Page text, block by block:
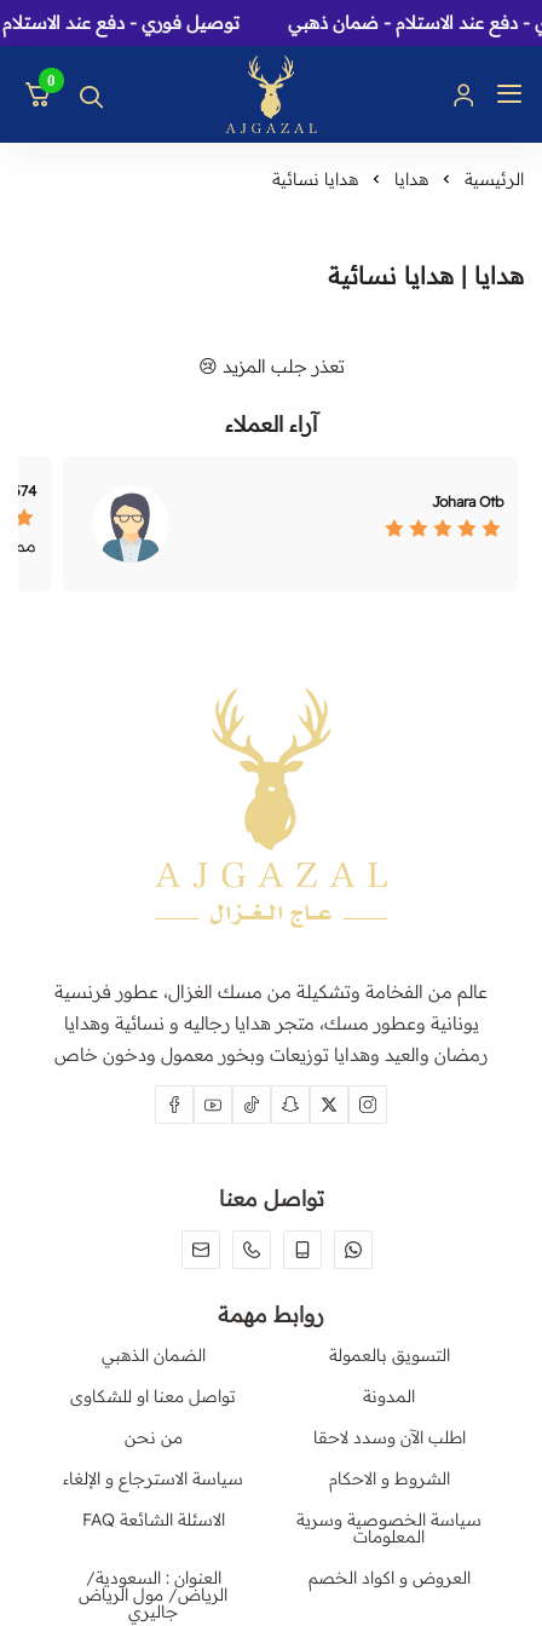
دفع عند الاستلام - ضمان ذهبي توصيل فوري - دفع عند
عاج الغزال: متجر
0
الرئيسية هدايا هدايا نسائية
هدايا | هدايا نسائية
تعذر جلب المزيد 😢
آراء العملاء
Johara Otb
1574
عالم من الفخامة وتشكيلة من مسك الغزال، عطور فرنسية
يونانية وعطور مسك، متجر هدايا رجاليه و نسائية وهدايا
رمضان والعيد وهدايا توزيعات وبخور معمول ودخون خاص
تواصل معنا
روابط مهمة
التسويق بالعمولة
الضمان الذهبي
المدونة
تواصل معنا او للشكاوى
اطلب الآن وسدد لاحقا
من نحن
الشروط و الاحكام
سياسة الاسترجاع و الإلغاء
سياسة الخصوصية وسرية
المعلومات
الاسئلة الشائعة FAQ
العروض و اكواد الخصم العنوان : السعودية/
الرياض/ مول الرياض
جاليري